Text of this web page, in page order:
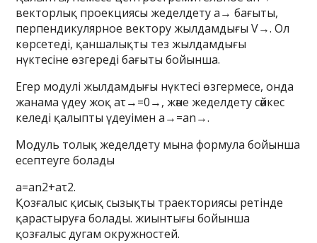
векторлық проекциясы жеделдету a→ бағыты,
перпендикулярное вектору жылдамдығы V→. Ол
көрсетеді, қаншалықты тез жылдамдығы
нүктесіне өзгереді бағыты бойынша.
Егер модулі жылдамдығы нүктесі өзгермесе, онда
жанама үдеу жоқ aτ→=0→, және жеделдету сәйкес
келеді қалыпты үдеуімен a→=an→.
Модуль толық жеделдету мына формула бойынша
есептеуге болады
a=an2+aτ2.
Қозғалыс қисық сызықты траекториясы ретінде
қарастыруға болады. жиынтығы бойынша
қозғалыс дугам окружностей.